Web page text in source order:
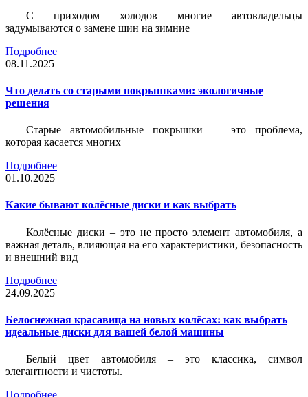
С приходом холодов многие автовладельцы
задумываются о замене шин на зимние
Подробнее
08.11.2025
Что делать со старыми покрышками: экологичные
решения
Старые автомобильные покрышки — это проблема,
которая касается многих
Подробнее
01.10.2025
Какие бывают колёсные диски и как выбрать
Колёсные диски – это не просто элемент автомобиля, а
важная деталь, влияющая на его характеристики, безопасность
и внешний вид
Подробнее
24.09.2025
Белоснежная красавица на новых колёсах: как выбрать
идеальные диски для вашей белой машины
Белый цвет автомобиля – это классика, символ
элегантности и чистоты.